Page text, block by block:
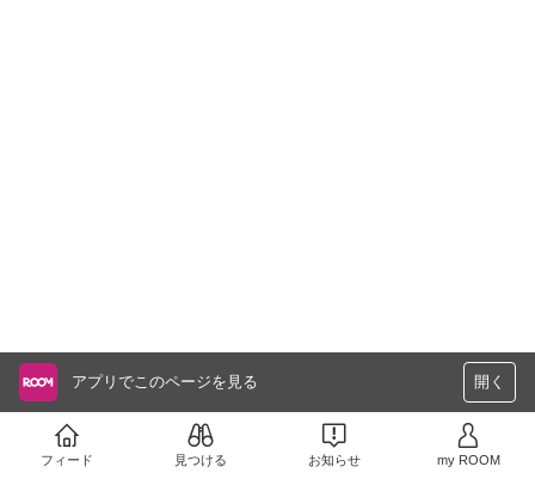
アプリでこのページを見る 開く
フィード 見つける お知らせ my ROOM